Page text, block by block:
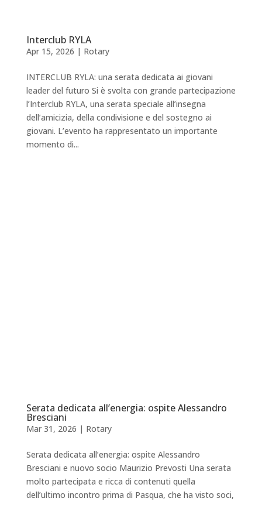
Interclub RYLA
Apr 15, 2026 | Rotary
INTERCLUB RYLA: una serata dedicata ai giovani
leader del futuro Si è svolta con grande partecipazione
l’Interclub RYLA, una serata speciale all’insegna
dell’amicizia, della condivisione e del sostegno ai
giovani. L’evento ha rappresentato un importante
momento di...
Serata dedicata all’energia: ospite Alessandro
Bresciani
Mar 31, 2026 | Rotary
Serata dedicata all’energia: ospite Alessandro
Bresciani e nuovo socio Maurizio Prevosti Una serata
molto partecipata e ricca di contenuti quella
dell’ultimo incontro prima di Pasqua, che ha visto soci,